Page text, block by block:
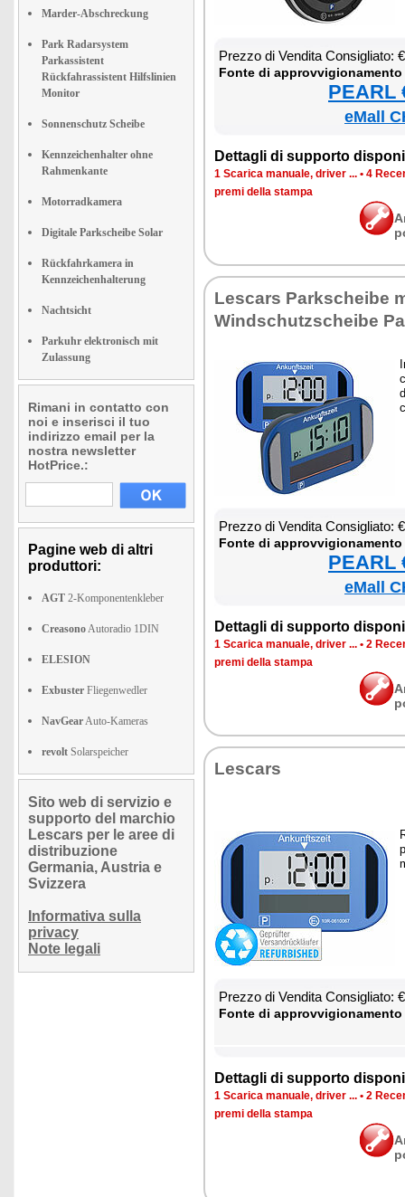
Marder-Abschreckung
Park Radarsystem
Parkassistent
Rückfahrassistent Hilfslinien
Monitor
Sonnenschutz Scheibe
Kennzeichenhalter ohne
Rahmenkante
Motorradkamera
Digitale Parkscheibe Solar
Rückfahrkamera in
Kennzeichenhalterung
Nachtsicht
Parkuhr elektronisch mit
Zulassung
Rimani in contatto con
noi e inserisci il tuo
indirizzo email per la
nostra newsletter
HotPrice.:
Pagine web di altri
produttori:
AGT 2-Komponentenkleber
CreasonoAutoradio 1DIN
ELESION
Exbuster Fliegenwedler
NavGearAuto-Kameras
revolt Solarspeicher
Sito web di servizio e
supporto del marchio
Lescars per le aree di
distribuzione
Germania, Austria e
Svizzera
Informativa sulla
privacy
Note legali
Prez­zo di Ven­di­ta Con­si­glia­to:
Fon­te di
PEARL
eMall
Det­ta­gli di sup­por­to
1 Sca­ri­ca ma­nua­le, dri­ver ... • 4
pre­mi del­la stam­pa
Le­scars Park­schei­be
Wind­schu­tzschei­be
Prez­zo di Ven­di­ta Con­si­glia­to:
Fon­te di
PEARL
eMall
Det­ta­gli di sup­por­to
1 Sca­ri­ca ma­nua­le, dri­ver ... • 2
pre­mi del­la stam­pa
Le­scars
Prez­zo di Ven­di­ta Con­si­glia­to:
Fon­te di
Det­ta­gli di sup­por­to
1 Sca­ri­ca ma­nua­le, dri­ver ... • 2
pre­mi del­la stam­pa